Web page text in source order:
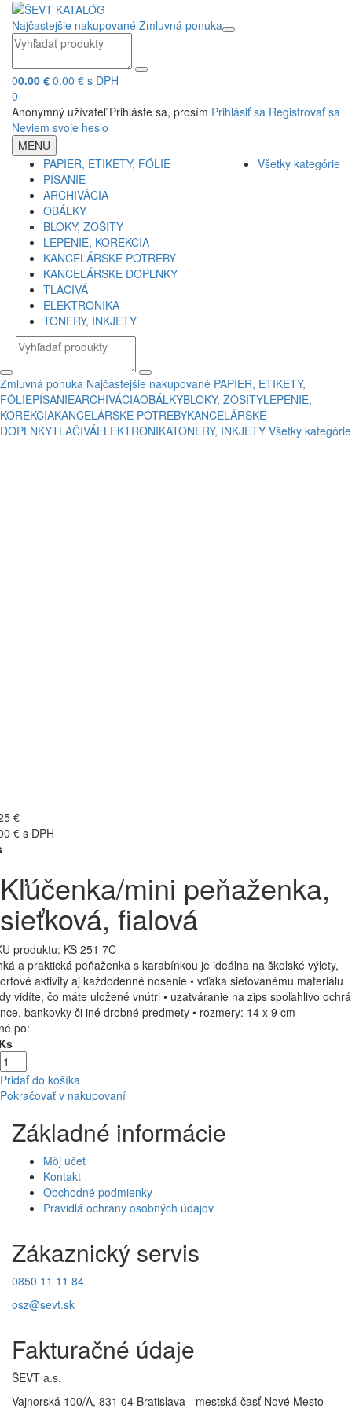
Najčastejšie nakupované Zmluvná ponuka
00.00 € 0.00 € s DPH
0
Anonymný užívateľ Prihláste sa, prosím Prihlásiť sa Registrovať sa
Neviem svoje heslo
MENU
PAPIER, ETIKETY, FÓLIE
PÍSANIE
ARCHIVÁCIA
OBÁLKY
BLOKY, ZOŠITY
LEPENIE, KOREKCIA
KANCELÁRSKE POTREBY
KANCELÁRSKE DOPLNKY
TLAČIVÁ
ELEKTRONIKA
TONERY, INKJETY
Všetky kategórie
Zmluvná ponuka Najčastejšie nakupované PAPIER, ETIKETY,
FÓLIEPÍSANIEARCHIVÁCIAOBÁLKYBLOKY, ZOŠITYLEPENIE,
KOREKCIAKANCELÁRSKE POTREBYKANCELÁRSKE
DOPLNKYTLAČIVÁELEKTRONIKATONERY, INKJETY Všetky kategórie
€
€ s DPH
Kľúčenka/mini peňaženka,
sieťková, fialová
produktu: KS 251 7C
a praktická peňaženka s karabínkou je ideálna na školské výlety,
aktivity aj každodenné nosenie • vďaka sieťovanému materiálu
vidíte, čo máte uložené vnútri • uzatváranie na zips spoľahlivo
bankovky či iné drobné predmety • rozmery: 14 x 9 cm
po:
Pridať do košíka
Pokračovať v nakupovaní
Základné informácie
Môj účet
Kontakt
Obchodné podmienky
Pravidlá ochrany osobných údajov
Zákaznický servis
0850 11 11 84
osz@sevt.sk
Fakturačné údaje
ŠEVT a.s.
Vajnorská 100/A, 831 04 Bratislava - mestská časť Nové Mesto